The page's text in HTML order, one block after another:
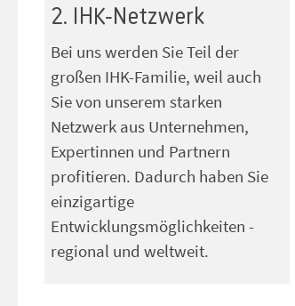
2. IHK-Netzwerk
Bei uns werden Sie Teil der
großen IHK-Familie, weil auch
Sie von unserem starken
Netzwerk aus Unternehmen,
Expertinnen und Partnern
profitieren. Dadurch haben Sie
einzigartige
Entwicklungsmöglichkeiten -
regional und weltweit.